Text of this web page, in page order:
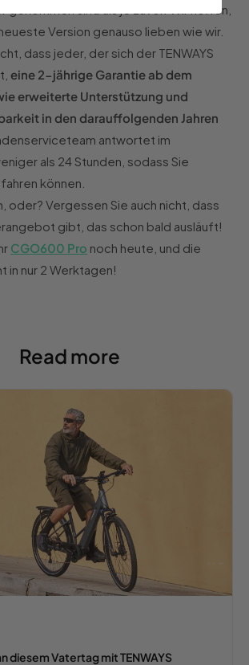
gekommen sind als je zuvor. Wir hoffen,
Version genauso lieben wie wir.
dass jeder, der sich der TENWAYS
eine 2-jährige Garantie ab dem
erweiterte Unterstützung und
in den darauffolgenden Jahren
antwortet im
als 24 Stunden, sodass Sie
können.
oder? Vergessen Sie auch nicht, dass
gibt, das schon bald ausläuft!
CGO600 Pro noch heute, und die
in nur 2 Werktagen!
Read more
diesem Vatertag mit TENWAYS